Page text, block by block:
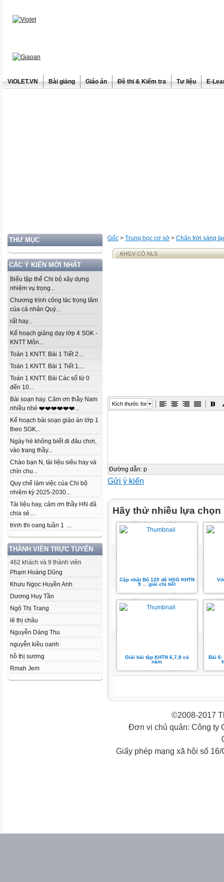
ViOLET.VN Bài giảng Giáo án Đề thi & Kiểm tra Tư liệu E-
THƯ MỤC
CÁC Ý KIẾN MỚI NHẤT
Biểu tập thể Chi bộ xây dựng
nhiệm vụ trọng...
Chương trình công tác trọng tâm
của cá nhân Quý...
rất hay...
Kế hoạch giảng dạy lớp 4 SGK -
KNTT Môn...
Toán 1 KNTT. Bài 1 Tiết 2....
Toán 1 KNTT. Bài 1 Tiết 1....
Toán 1 KNTT. Bài Các số từ 0
đến 10...
Bài soạn hay. Cảm ơn thầy Nam
nhiều nhé ❤️❤️❤️❤️❤️❤️...
Kế hoạch bài soạn giáo án lớp 1
theo SGK...
Ngày hè không biết đi đâu chơi,
vào trang thầy...
Chào bạn N, tài liệu siêu hay và
chỉn chu...
Quy chế làm việc của Chi bộ
nhiệm kỳ 2025-2030...
Tài liệu hay, cảm ơn thầy HN đã
chia sẻ....
trinh thi oang tuần 1 ...
THÀNH VIÊN TRỰC TUYẾN
462 khách và 9 thành viên
Phạm Hoàng Dũng
Khưu Ngọc Huyền Anh
Dương Huy Tần
Ngô Thị Trang
lê thị châu
Nguyễn Dáng Thu
nguyễn kiều oanh
hồ thị sương
Rmah Jem
Gốc > Trung học cơ sở > Chân trời sáng
KHGV CÓ NLS
Kích thước font
Đường dẫn: p
Gửi ý kiến
Hãy thử nhiều lựa chọn
Cập nhật Bộ 120 đề HSG KHTN
9 ... giải chi tiết
Giải bài tập KHTN 6,7,8 cả
năm
Bài 6:
©2008-2017
Đơn vị chủ quản: Công ty
Giấy phép mạng xã hội số